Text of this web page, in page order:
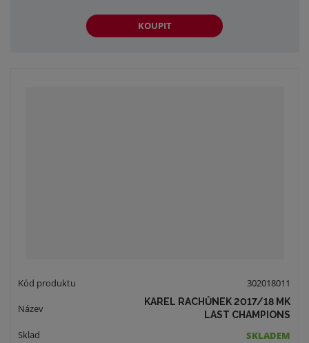
KOUPIT
302018011
KAREL RACHŮNEK 2017/18 MK
LAST CHAMPIONS
SKLADEM